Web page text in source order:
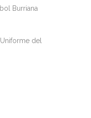
Burriana
del